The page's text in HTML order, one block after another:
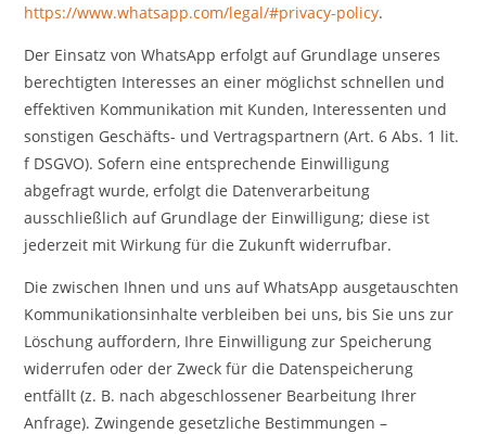
https://www.whatsapp.com/legal/#privacy-policy.
Der Einsatz von WhatsApp erfolgt auf Grundlage unseres
berechtigten Interesses an einer möglichst schnellen und
effektiven Kommunikation mit Kunden, Interessenten und
sonstigen Geschäfts- und Vertragspartnern (Art. 6 Abs. 1 lit.
f DSGVO). Sofern eine entsprechende Einwilligung
abgefragt wurde, erfolgt die Datenverarbeitung
ausschließlich auf Grundlage der Einwilligung; diese ist
jederzeit mit Wirkung für die Zukunft widerrufbar.
Die zwischen Ihnen und uns auf WhatsApp ausgetauschten
Kommunikationsinhalte verbleiben bei uns, bis Sie uns zur
Löschung auffordern, Ihre Einwilligung zur Speicherung
widerrufen oder der Zweck für die Datenspeicherung
entfällt (z. B. nach abgeschlossener Bearbeitung Ihrer
Anfrage). Zwingende gesetzliche Bestimmungen –